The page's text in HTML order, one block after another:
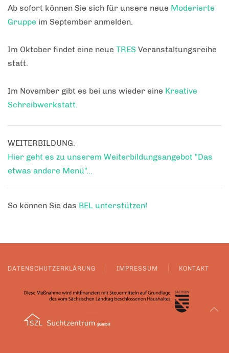
Ab sofort können Sie sich für unsere neue Moderierte
Gruppe im September anmelden.
Im Oktober findet eine neue TRES Veranstaltungsreihe
statt.
Im November gibt es bei uns wieder eine Kreative
Schreibwerkstatt.
WEITERBILDUNG:
Hier geht es zu unserem Weiterbildungsangebot "Das
etwas andere Menü"...
So können Sie das BEL unterstützen!
DATENSCHUTZERKLÄRUNG IMPRESSUM KONTAKT